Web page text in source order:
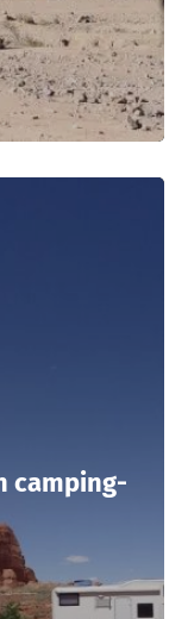
camping-